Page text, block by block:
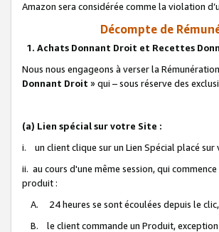
Amazon sera considérée comme la violation
Décompte de
1. Achats Donnant Droit et Recettes
Nous nous engageons à verser la
Donnant Droit » qui – sous réserve des
(a) Lien spécial sur votre Site :
i. un client clique sur un Lien Spécial placé
ii. au cours d'une même session, qui
produit :
A. 24 heures se sont écoulées depuis le clic,
B. le client commande un Produit, exception